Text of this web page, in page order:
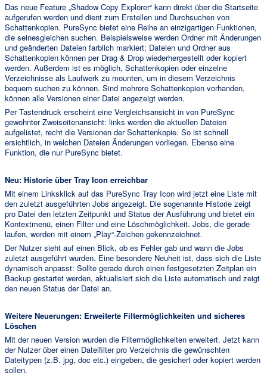
Das neue Feature „Shadow Copy Explorer“ kann direkt über die Startseite
aufgerufen werden und dient zum Erstellen und Durchsuchen von
Schattenkopien. PureSync bietet eine Reihe an einzigartigen Funktionen,
die seinesgleichen suchen. Beispielsweise werden Ordner mit Änderungen
und geänderten Dateien farblich markiert; Dateien und Ordner aus
Schattenkopien können per Drag & Drop wiederhergestellt oder kopiert
werden. Außerdem ist es möglich, Schattenkopien oder einzelne
Verzeichnisse als Laufwerk zu mounten, um in diesem Verzeichnis
bequem suchen zu können. Sind mehrere Schattenkopien vorhanden,
können alle Versionen einer Datei angezeigt werden.
Per Tastendruck erscheint eine Vergleichsansicht in von PureSync
gewohnter Zweiseitenansicht: links werden die aktuellen Dateien
aufgelistet, recht die Versionen der Schattenkopie. So ist schnell
ersichtlich, in welchen Dateien Änderungen vorliegen. Ebenso eine
Funktion, die nur PureSync bietet.
Neu: Historie über Tray Icon erreichbar
Mit einem Linksklick auf das PureSync Tray Icon wird jetzt eine Liste mit
den zuletzt ausgeführten Jobs angezeigt. Die sogenannte Historie zeigt
pro Datei den letzten Zeitpunkt und Status der Ausführung und bietet ein
Kontextmenü, einen Filter und eine Löschmöglichkeit. Jobs, die gerade
laufen, werden mit einem „Play“-Zeichen gekennzeichnet.
Der Nutzer sieht auf einen Blick, ob es Fehler gab und wann die Jobs
zuletzt ausgeführt wurden. Eine besondere Neuheit ist, dass sich die Liste
dynamisch anpasst: Sollte gerade durch einen festgesetzten Zeitplan ein
Backup gestartet werden, aktualisiert sich die Liste automatisch und zeigt
den neuen Status der Datei an.
Weitere Neuerungen: Erweiterte Filtermöglichkeiten und sicheres
Löschen
Mit der neuen Version wurden die Filtermöglichkeiten erweitert. Jetzt kann
der Nutzer über einen Dateifilter pro Verzeichnis die gewünschten
Dateitypen (z.B. jpg, doc etc.) eingeben, die gesichert oder kopiert werden
sollen.